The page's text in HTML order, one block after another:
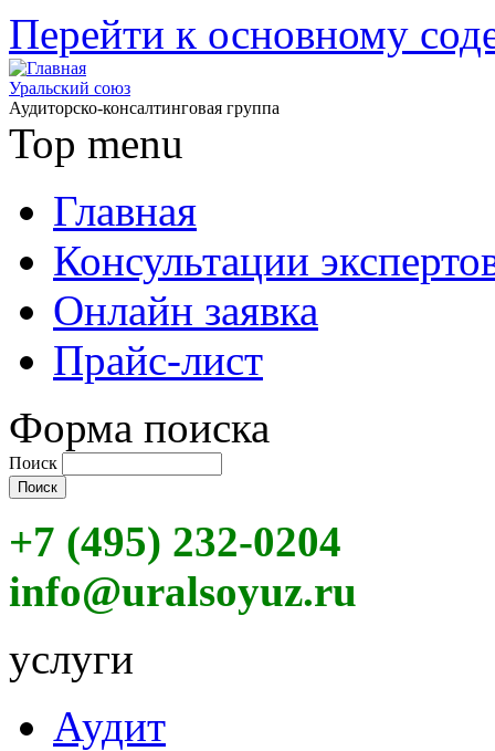
Перейти к основному
Уральский союз
Аудиторско-консалтинговая группа
Top menu
Главная
Консультации
Онлайн заявка
Прайс-лист
Форма поиска
Поиск
+7 (495) 232-0204
info@uralsoyuz.ru
услуги
Аудит